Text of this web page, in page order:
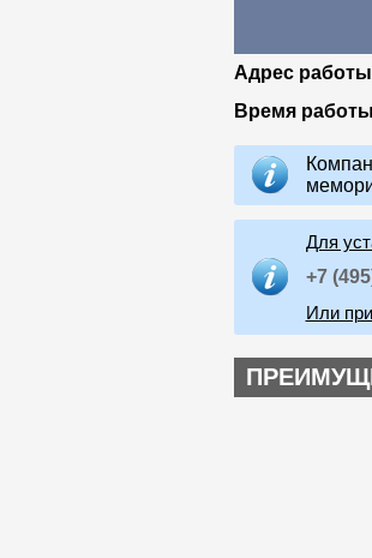
Адрес
Время
Для
+7
Или